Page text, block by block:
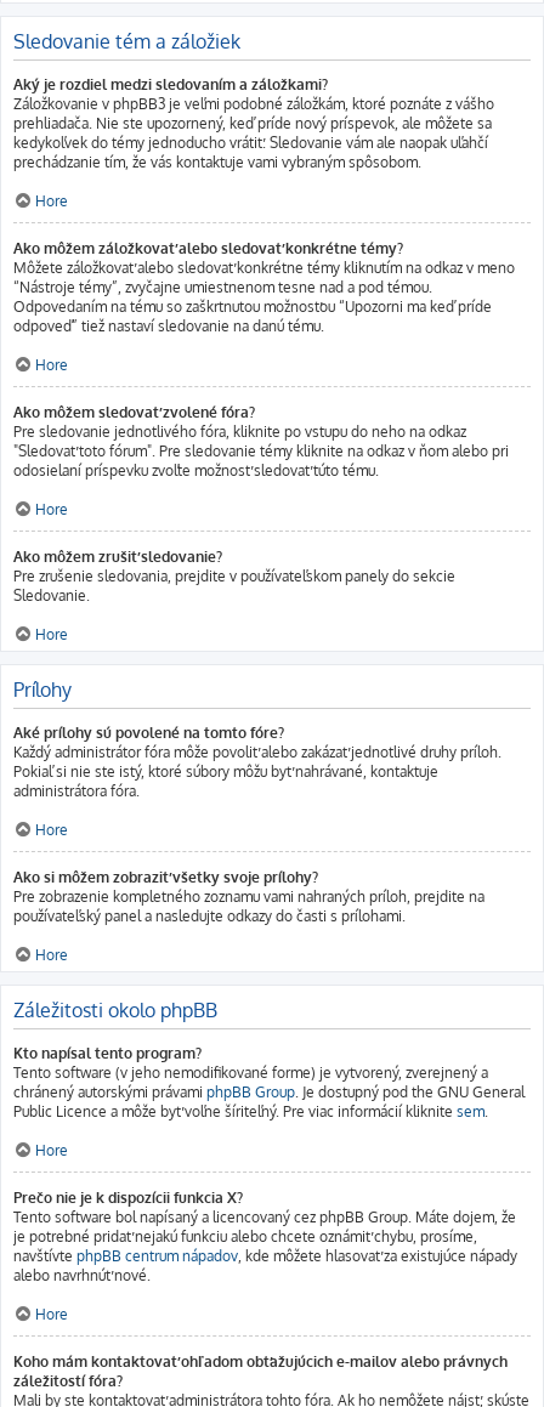
Sledovanie tém a záložiek
Aký je rozdiel medzi sledovaním a záložkami?
Záložkovanie v phpBB3 je veľmi podobné záložkám, ktoré poznáte z vášho
prehliadača. Nie ste upozornený, keď príde nový príspevok, ale môžete sa
kedykoľvek do témy jednoducho vrátiť. Sledovanie vám ale naopak uľahčí
prechádzanie tím, že vás kontaktuje vami vybraným spôsobom.
Hore
Ako môžem záložkovať alebo sledovať konkrétne témy?
Môžete záložkovať alebo sledovať konkrétne témy kliknutím na odkaz v meno
“Nástroje témy”, zvyčajne umiestnenom tesne nad a pod témou.
Odpovedaním na tému so zaškrtnutou možnosťou “Upozorni ma keď príde
odpoveď” tiež nastaví sledovanie na danú tému.
Hore
Ako môžem sledovať zvolené fóra?
Pre sledovanie jednotlivého fóra, kliknite po vstupu do neho na odkaz
"Sledovať toto fórum". Pre sledovanie témy kliknite na odkaz v ňom alebo pri
odosielaní príspevku zvoľte možnosť sledovať túto tému.
Hore
Ako môžem zrušiť sledovanie?
Pre zrušenie sledovania, prejdite v používateľskom panely do sekcie
Sledovanie.
Hore
Prílohy
Aké prílohy sú povolené na tomto fóre?
Každý administrátor fóra môže povoliť alebo zakázať jednotlivé druhy príloh.
Pokiaľ si nie ste istý, ktoré súbory môžu byť nahrávané, kontaktuje
administrátora fóra.
Hore
Ako si môžem zobraziť všetky svoje prílohy?
Pre zobrazenie kompletného zoznamu vami nahraných príloh, prejdite na
používateľský panel a nasledujte odkazy do časti s prílohami.
Hore
Záležitosti okolo phpBB
Kto napísal tento program?
Tento software (v jeho nemodifikované forme) je vytvorený, zverejnený a
chránený autorskými právami phpBB Group. Je dostupný pod the GNU General
Public Licence a môže byť voľne šíriteľný. Pre viac informácií kliknite sem.
Hore
Prečo nie je k dispozícii funkcia X?
Tento software bol napísaný a licencovaný cez phpBB Group. Máte dojem, že
je potrebné pridať nejakú funkciu alebo chcete oznámiť chybu, prosíme,
navštívte phpBB centrum nápadov, kde môžete hlasovať za existujúce nápady
alebo navrhnúť nové.
Hore
Koho mám kontaktovať ohľadom obťažujúcich e-mailov alebo právnych
záležitostí fóra?
Mali by ste kontaktovať administrátora tohto fóra. Ak ho nemôžete nájsť, skúste